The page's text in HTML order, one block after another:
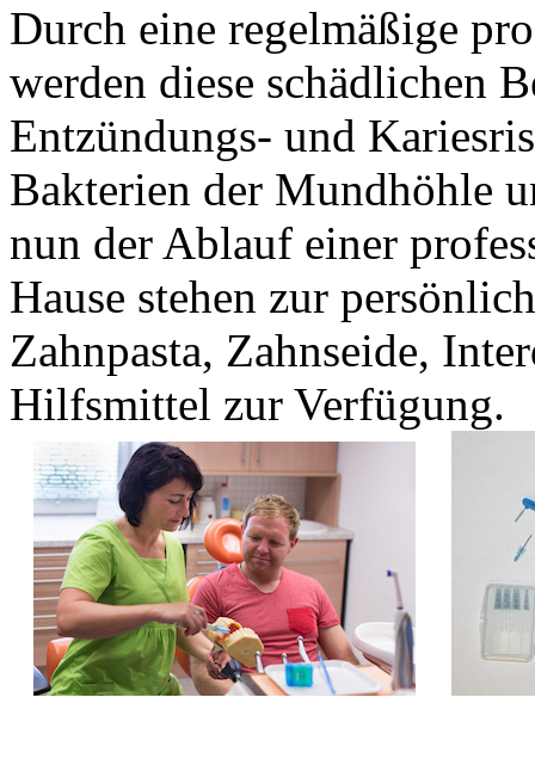
Durch eine regelmäßige
werden diese schädlichen
Entzündungs- und
Bakterien der Mundhöhle
nun der Ablauf einer
Hause stehen zur
Zahnpasta, Zahnseide,
Hilfsmittel zur Verfügung.